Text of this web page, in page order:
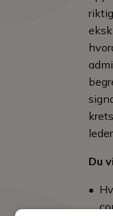
Du